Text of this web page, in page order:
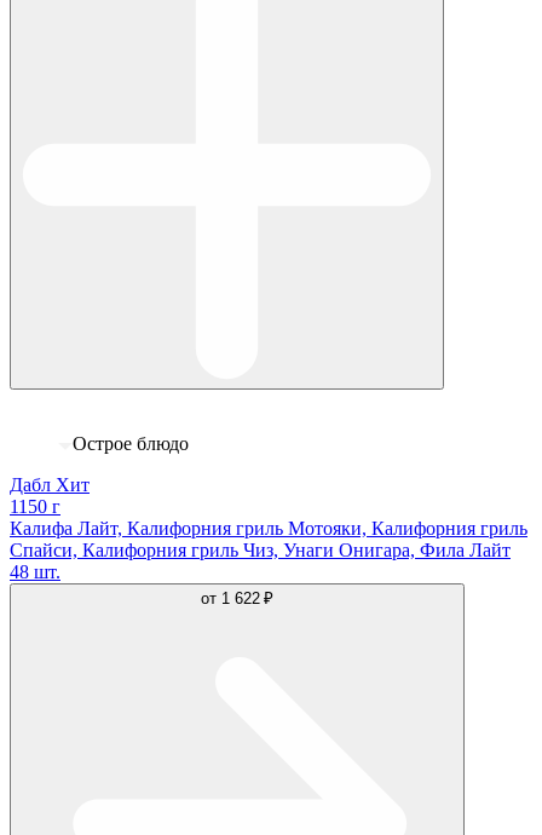
Острое блюдо
Дабл Хит
1150 г
Калифа Лайт, Калифорния гриль Мотояки, Калифорния гриль
Спайси, Калифорния гриль Чиз, Унаги Онигара, Фила Лайт
48 шт.
от 1 622 ₽